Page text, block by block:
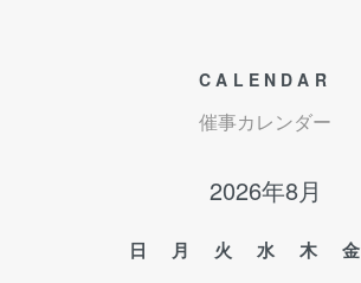
CALENDAR
催事カレンダー
2026年8月
日 月 火 水 木 金